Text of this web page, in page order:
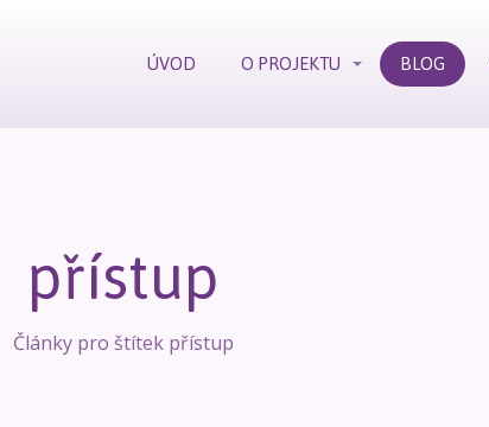
ÚVOD O PROJEKTU BLOG
přístup
Články pro štítek přístup